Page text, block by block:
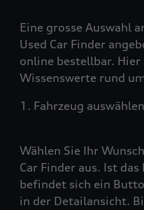
Eine grosse Auswahl
Used Car Finder
online bestellbar. Hier
Wissenswerte rund
1. Fahrzeug auswählen
Wählen Sie Ihr
Car Finder aus. Ist
befindet sich ein
in der Detailansicht.